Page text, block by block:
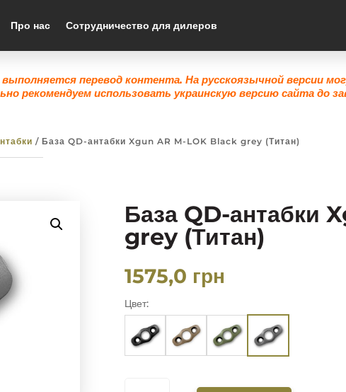
Про нас Сотрудничество для дилеров
перевод контента. На русскоязычной версии
рекомендуем использовать украинскую версию сайта до
/ База QD-антабки Xgun AR M-LOK Black grey (Титан)
База QD-антабки
grey (Титан)
1575,0 грн
Цвет: